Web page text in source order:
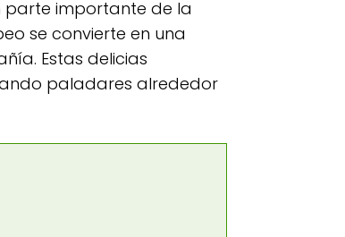
parte importante de la
se convierte en una
Estas delicias
paladares alrededor